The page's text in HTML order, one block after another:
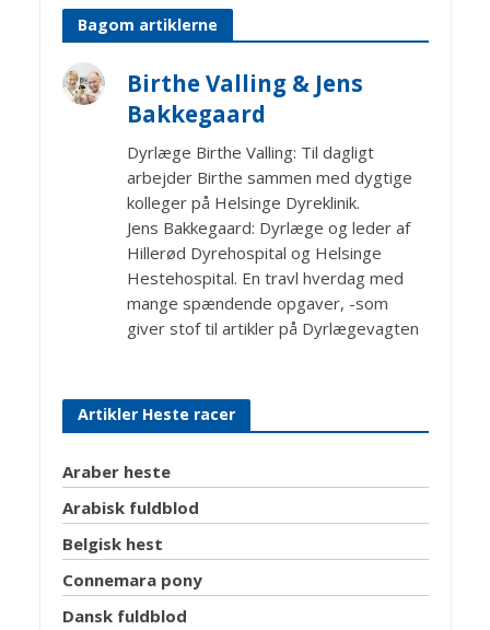
Bagom artiklerne
Birthe Valling & Jens
Bakkegaard
Dyrlæge Birthe Valling: Til dagligt
arbejder Birthe sammen med dygtige
kolleger på Helsinge Dyreklinik.
Jens Bakkegaard: Dyrlæge og leder af
Hillerød Dyrehospital og Helsinge
Hestehospital. En travl hverdag med
mange spændende opgaver, -som
giver stof til artikler på Dyrlægevagten
Artikler Heste racer
Araber heste
Arabisk fuldblod
Belgisk hest
Connemara pony
Dansk fuldblod